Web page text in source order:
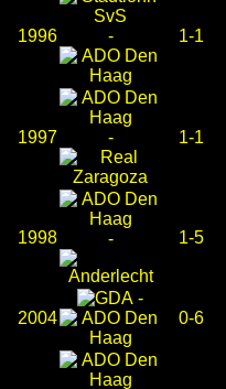
1996 - 1-1
1997 - 1-1
1998 - 1-5
2004
-
0-6